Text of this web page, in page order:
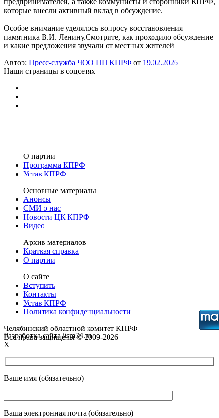
которые внесли активный вклад в обсуждение.
Особое внимание уделялось вопросу восстановления
памятника В.И. Ленину.Смотрите, как проходило обсуждение
и какие предложения звучали от местных жителей.
Автор: Пресс-служба ЧОО ПП КПРФ от 19.02.2026
Наши страницы в соцсетях
О партии
Программа КПРФ
Устав КПРФ
Основные материалы
Анонсы
СМИ о нас
Новости ЦК КПРФ
Видео
Архив материалов
Краткая справка
О партии
О сайте
Вступить
Контакты
Устав КПРФ
Политика конфиденциальности
Челябинский областной комитет КПРФ
Все права защищены © 2009-2026
Разработка сайта itsm74.ru
X
Ваше имя (обязательно)
Ваша электронная почта (обязательно)